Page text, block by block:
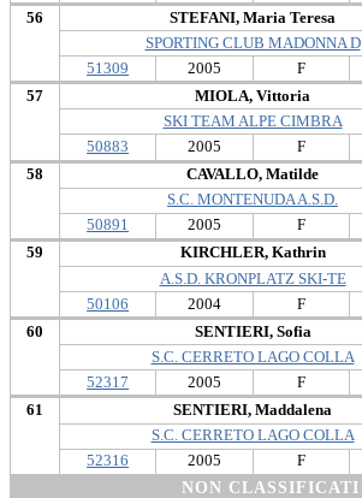
56
51309
STEFANI, Maria Teresa
2005 F
SPORTING CLUB MADONNA D
57
50883
MIOLA, Vittoria
2005 F
SKI TEAM ALPE CIMBRA
58
50891
CAVALLO, Matilde
2005 F
S.C. MONTENUDA A.S.D.
59
50106
KIRCHLER, Kathrin
2004 F
A.S.D. KRONPLATZ SKI-TE
60
52317
SENTIERI, Sofia
2005 F
S.C. CERRETO LAGO COLLA
61
52316
SENTIERI, Maddalena
2005 F
S.C. CERRETO LAGO COLLA
NON CLASSIFICATI